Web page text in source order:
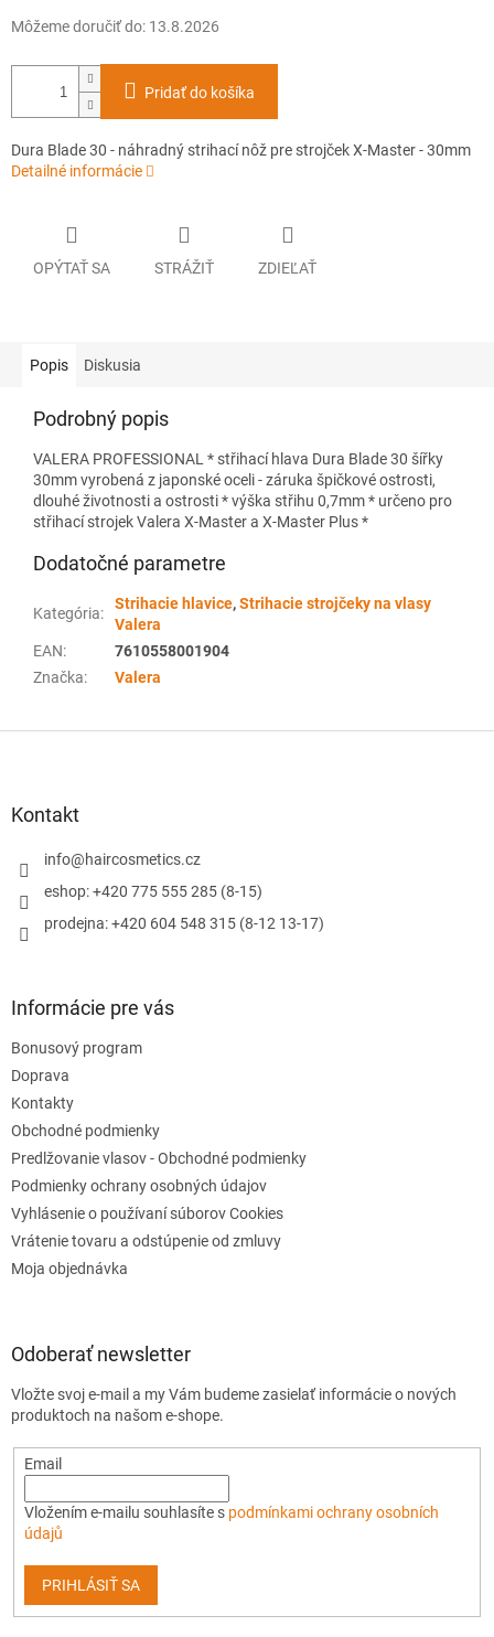
Môžeme doručiť do: 13.8.2026
Pridať do košíka
Dura Blade 30 - náhradný strihací nôž pre strojček X-Master - 30mm
Detailné informácie
OPÝTAŤ SA STRÁŽIŤ ZDIEĽAŤ
Popis Diskusia
Podrobný popis
VALERA PROFESSIONAL * střihací hlava Dura Blade 30 šířky
30mm vyrobená z japonské oceli - záruka špičkové ostrosti,
dlouhé životnosti a ostrosti * výška střihu 0,7mm * určeno pro
střihací strojek Valera X-Master a X-Master Plus *
Dodatočné parametre
Kategória:
Strihacie hlavice,Strihacie strojčeky na vlasy
Valera
EAN:
7610558001904
Značka: Valera
Kontakt
info@haircosmetics.cz
eshop: +420 775 555 285 (8-15)
prodejna: +420 604 548 315 (8-12 13-17)
Informácie pre vás
Bonusový program
Doprava
Kontakty
Obchodné podmienky
Predlžovanie vlasov - Obchodné podmienky
Podmienky ochrany osobných údajov
Vyhlásenie o používaní súborov Cookies
Vrátenie tovaru a odstúpenie od zmluvy
Moja objednávka
Odoberať newsletter
Vložte svoj e-mail a my Vám budeme zasielať informácie o nových
produktoch na našom e-shope.
Email
Vložením e-mailu souhlasíte s podmínkami ochrany osobních
údajů
PRIHLÁSIŤ SA